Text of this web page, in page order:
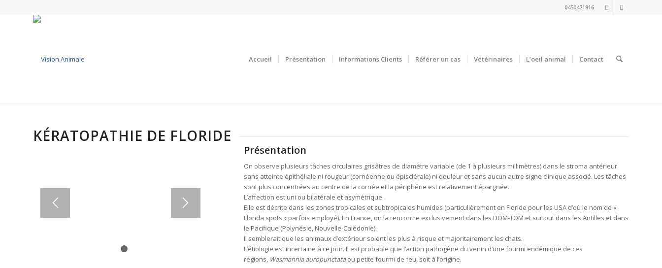
0450421816
Accueil Présentation Informations Clients Référer un cas Vétérinaires L’oeil animal Contact
KÉRATOPATHIE DE FLORIDE
Présentation
On observe plusieurs tâches circulaires grisâtres de diamètre variable (de 1 à plusieurs millimètres) dans le stroma antérieur
sans atteinte épithéliale ni rougeur (cornéenne ou épisclérale) ni douleur et sans aucun autre signe clinique associé. Les tâches
sont plus concentrées au centre de la cornée et la périphérie est relativement épargnée.
L’affection est uni ou bilatérale et asymétrique.
Elle est décrite dans les zones tropicales et subtropicales humides (particulièrement en Floride pour les USA d’où le nom de «
Florida spots » parfois employé). En France, on la rencontre exclusivement dans les DOM-TOM et surtout dans les Antilles et dans
le Pacifique (Polynésie, Nouvelle-Calédonie).
Il semblerait que les animaux d’extérieur soient les plus à risque et majoritairement les chats.
L’étiologie est incertaine à ce jour. Il est probable que l’action pathogène du venin d’une fourmi endémique de ces
régions, Wasmannia auropunctataou petite fourmi de feu, soit à l’origine.